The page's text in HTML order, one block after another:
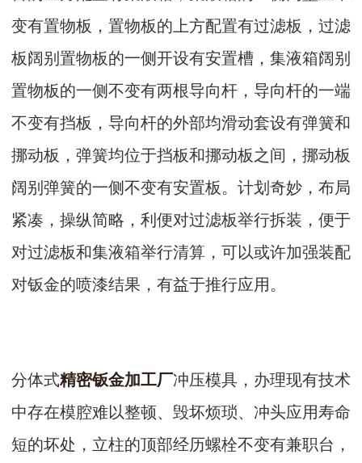
变有置物板，置物板的上方配置有过滤板，过滤
板阔别置物板的一侧开设有安置槽，集液箱阔别
置物板的一侧不变有两根导向杆，导向杆的一端
不变有挡板，导向杆的外部均滑动套设有弹簧和
挪动板，弹簧均位于挡板和挪动板之间，挪动板
阔别弹簧的一侧不变有安置板。计划奇妙，布局
紧凑，操纵简略，利便对过滤板举行拆装，便于
对过滤板和集液箱举行清算，可以或许加强装配
对钣金的喷漆结果，有益于推行应用。
分体式精密钣金加工厂冲压模具，办理现有技术
中存在模腔难以整顿、毁坏烦琐、冲头应用寿命
短的坏处，立柱的顶部经历螺栓不变有兼职台，